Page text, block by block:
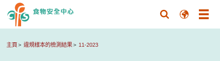
主頁 違規樣本的檢測結果 11-2023